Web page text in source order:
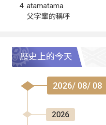
atamatama
父字輩的稱呼
歷史上的今天
2026/ 08/ 08
2026